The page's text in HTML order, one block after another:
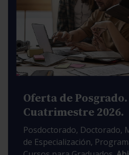
Oferta de
Cuatrimestre 2026.
Posdoctorado, Doctorado,
de Especialización,